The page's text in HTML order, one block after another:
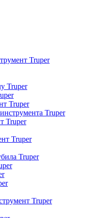
Truper
Truper
Truper
Truper
Truper
Truper
Truper
Truper